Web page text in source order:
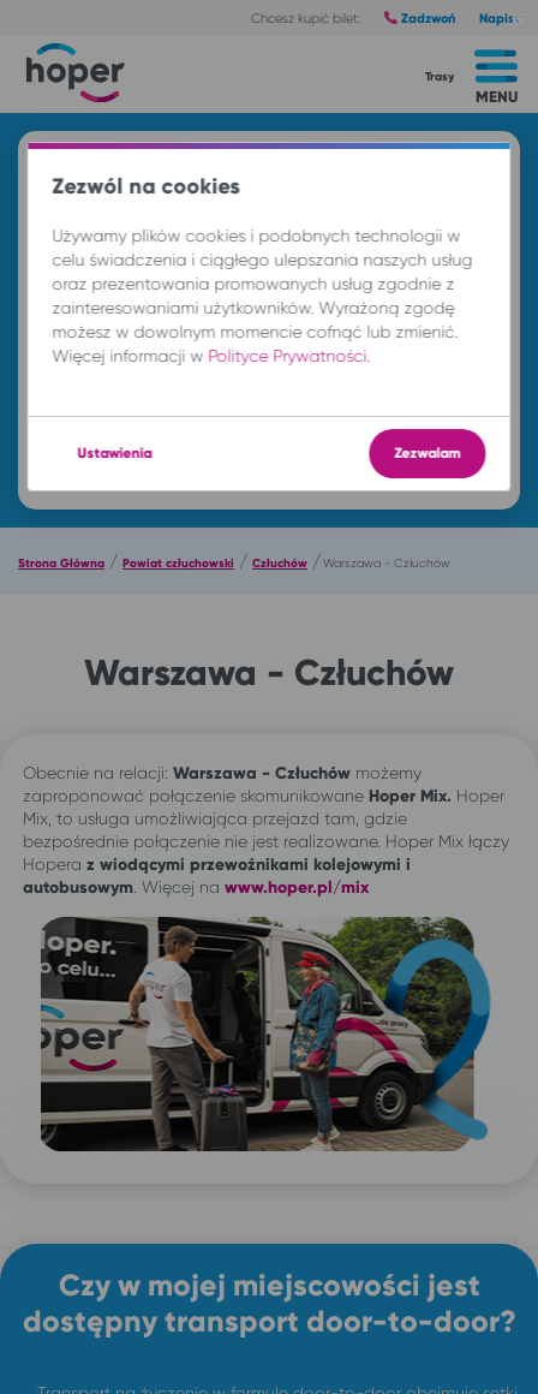
Chcesz kupić bilet: Zadzwoń Napisz
MENU
Trasy
DO
Znajdź przejazd
Strona Główna / Powiat człuchowski / Człuchów /Warszawa - Człuchów
Warszawa - Człuchów
Obecnie na relacji: Warszawa - Człuchów możemy
zaproponować połączenie skomunikowane Hoper Mix. Hoper
Mix, to usługa umożliwiająca przejazd tam, gdzie
bezpośrednie połączenie nie jest realizowane. Hoper Mix łączy
Hopera z wiodącymi przewoźnikami kolejowymi i
autobusowym . Więcej na www.hoper.pl/mix
Czy w mojej miejscowości jest
dostępny transport door-to-door?
Zezwól na cookies
Używamy plików cookies i podobnych technologii w
celu świadczenia i ciągłego ulepszania naszych usług
oraz prezentowania promowanych usług zgodnie z
zainteresowaniami użytkowników. Wyrażoną zgodę
możesz w dowolnym momencie cofnąć lub zmienić.
Więcej informacji w Polityce Prywatności
Ustawienia Zezwalam